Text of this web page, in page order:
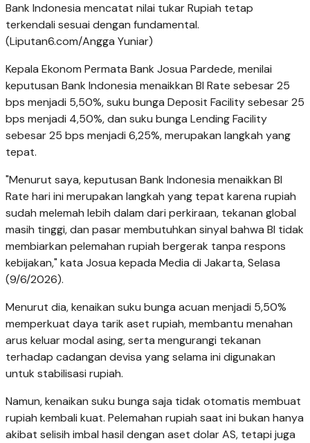
Bank Indonesia mencatat nilai tukar Rupiah tetap
terkendali sesuai dengan fundamental.
(Liputan6.com/Angga Yuniar)
Kepala Ekonom Permata Bank Josua Pardede, menilai
keputusan Bank Indonesia menaikkan BI Rate sebesar 25
bps menjadi 5,50%, suku bunga Deposit Facility sebesar 25
bps menjadi 4,50%, dan suku bunga Lending Facility
sebesar 25 bps menjadi 6,25%, merupakan langkah yang
tepat.
"Menurut saya, keputusan Bank Indonesia menaikkan BI
Rate hari ini merupakan langkah yang tepat karena rupiah
sudah melemah lebih dalam dari perkiraan, tekanan global
masih tinggi, dan pasar membutuhkan sinyal bahwa BI tidak
membiarkan pelemahan rupiah bergerak tanpa respons
kebijakan," kata Josua kepada Media di Jakarta, Selasa
(9/6/2026).
Menurut dia, kenaikan suku bunga acuan menjadi 5,50%
memperkuat daya tarik aset rupiah, membantu menahan
arus keluar modal asing, serta mengurangi tekanan
terhadap cadangan devisa yang selama ini digunakan
untuk stabilisasi rupiah.
Namun, kenaikan suku bunga saja tidak otomatis membuat
rupiah kembali kuat. Pelemahan rupiah saat ini bukan hanya
akibat selisih imbal hasil dengan aset dolar AS, tetapi juga